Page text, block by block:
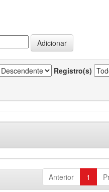
Registro(s)
Anterior 1